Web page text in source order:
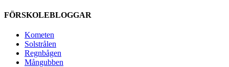
FÖRSKOLEBLOGGAR
Kometen
Solstrålen
Regnbågen
Mångubben